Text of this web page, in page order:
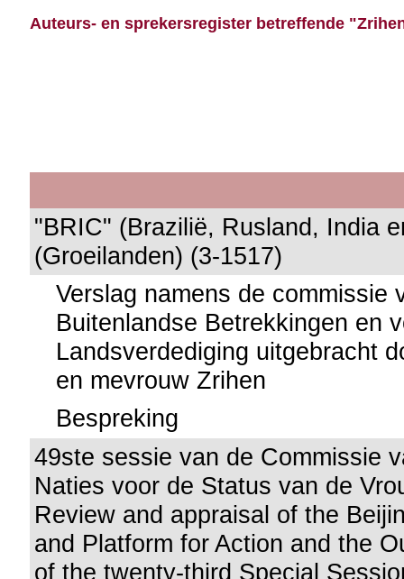
Auteurs- en sprekersregister betreffende
"BRIC" (Brazilië, Rusland, India
(Groeilanden) (3-1517)
Verslag namens de commissie
Buitenlandse Betrekkingen en
Landsverdediging uitgebracht
en mevrouw Zrihen
Bespreking
49ste sessie van de Commissie
Naties voor de Status van de
Review and appraisal of the
and Platform for Action and the
of the twenty-third Special